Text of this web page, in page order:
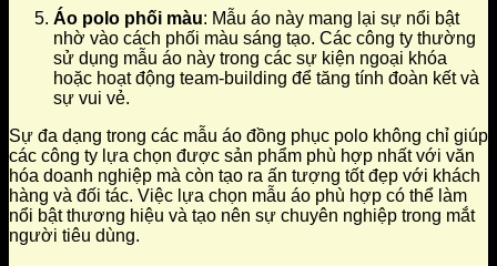
Áo polo phối màu: Mẫu áo này mang lại sự nổi bật
nhờ vào cách phối màu sáng tạo. Các công ty thường
sử dụng mẫu áo này trong các sự kiện ngoại khóa
hoặc hoạt động team-building để tăng tính đoàn kết và
sự vui vẻ.
Sự đa dạng trong các mẫu áo đồng phục polo không chỉ giúp
các công ty lựa chọn được sản phẩm phù hợp nhất với văn
hóa doanh nghiệp mà còn tạo ra ấn tượng tốt đẹp với khách
hàng và đối tác. Việc lựa chọn mẫu áo phù hợp có thể làm
nổi bật thương hiệu và tạo nên sự chuyên nghiệp trong mắt
người tiêu dùng.